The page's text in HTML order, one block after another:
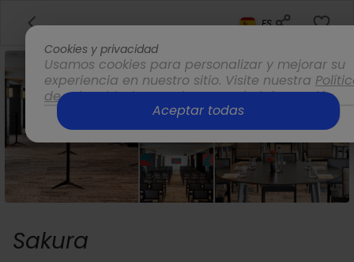
ES
Sakura
Cookies y privacidad
Usamos cookies para personalizar y mejorar su
experiencia en nuestro sitio. Visite nuestra
de privacidadpara obtener más información.
Opciones
Aceptar todas